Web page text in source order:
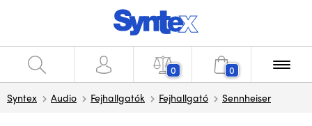
0 0
Syntex Audio Fejhallgatók Fejhallgató Sennheiser